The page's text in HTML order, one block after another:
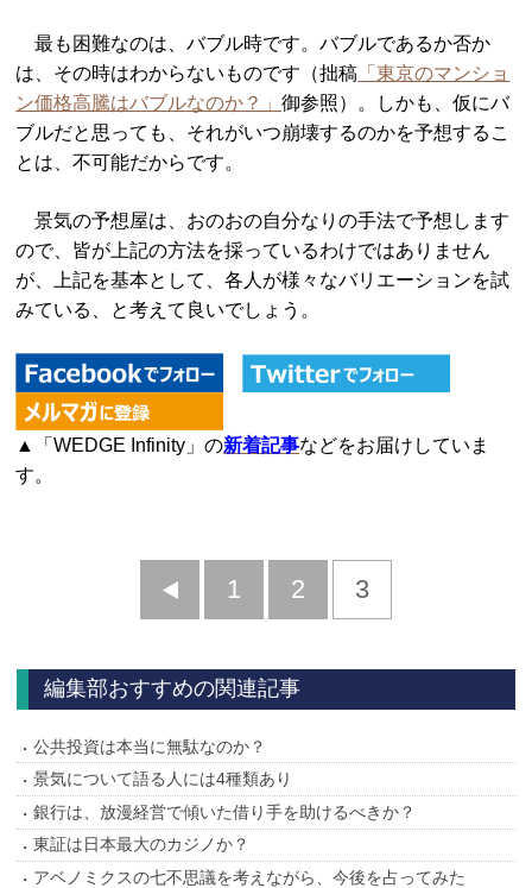
最も困難なのは、バブル時です。バブルであるか否か
は、その時はわからないものです（拙稿 「東京のマンショ
ン価格高騰はバブルなのか？」御参照）。しかも、仮にバ
ブルだと思っても、それがいつ崩壊するのかを予想するこ
とは、不可能だからです。
景気の予想屋は、おのおの自分なりの手法で予想します
ので、皆が上記の方法を採っているわけではありません
が、上記を基本として、各人が様々なバリエーションを試
みている、と考えて良いでしょう。
▲「WEDGE Infinity」の新着記事などをお届けしていま
す。
前
1 2 3
編集部おすすめの関連記事
公共投資は本当に無駄なのか？
景気について語る人には4種類あり
銀行は、放漫経営で傾いた借り手を助けるべきか？
東証は日本最大のカジノか？
アベノミクスの七不思議を考えながら、今後を占ってみた